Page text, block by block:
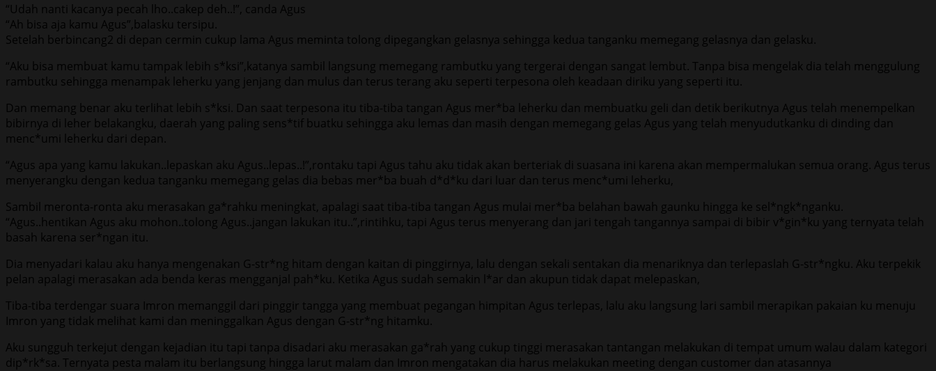
“Udah nanti kacanya pecah lho..cakep deh..!”, canda Agus
“Ah bisa aja kamu Agus”,balasku tersipu.
Setelah berbincang2 di depan cermin cukup lama Agus meminta tolong dipegangkan gelasnya sehingga kedua tanganku memegang gelasnya dan gelasku.
“Aku bisa membuat kamu tampak lebih s*ksi”,katanya sambil langsung memegang rambutku yang tergerai dengan sangat lembut. Tanpa bisa mengelak dia telah menggulung
rambutku sehingga menampak leherku yang jenjang dan mulus dan terus terang aku seperti terpesona oleh keadaan diriku yang seperti itu.
Dan memang benar aku terlihat lebih s*ksi. Dan saat terpesona itu tiba-tiba tangan Agus mer*ba leherku dan membuatku geli dan detik berikutnya Agus telah menempelkan
bibirnya di leher belakangku, daerah yang paling sens*tif buatku sehingga aku lemas dan masih dengan memegang gelas Agus yang telah menyudutkanku di dinding dan
menc*umi leherku dari depan.
“Agus apa yang kamu lakukan..lepaskan aku Agus..lepas..!”,rontaku tapi Agus tahu aku tidak akan berteriak di suasana ini karena akan mempermalukan semua orang. Agus terus
menyerangku dengan kedua tanganku memegang gelas dia bebas mer*ba buah d*d*ku dari luar dan terus menc*umi leherku,
Sambil meronta-ronta aku merasakan ga*rahku meningkat, apalagi saat tiba-tiba tangan Agus mulai mer*ba belahan bawah gaunku hingga ke sel*ngk*nganku.
“Agus..hentikan Agus aku mohon..tolong Agus..jangan lakukan itu..”,rintihku, tapi Agus terus menyerang dan jari tengah tangannya sampai di bibir v*gin*ku yang ternyata telah
basah karena ser*ngan itu.
Dia menyadari kalau aku hanya mengenakan G-str*ng hitam dengan kaitan di pinggirnya, lalu dengan sekali sentakan dia menariknya dan terlepaslah G-str*ngku. Aku terpekik
pelan apalagi merasakan ada benda keras mengganjal pah*ku. Ketika Agus sudah semakin l*ar dan akupun tidak dapat melepaskan,
Tiba-tiba terdengar suara Imron memanggil dari pinggir tangga yang membuat pegangan himpitan Agus terlepas, lalu aku langsung lari sambil merapikan pakaian ku menuju
Imron yang tidak melihat kami dan meninggalkan Agus dengan G-str*ng hitamku.
Aku sungguh terkejut dengan kejadian itu tapi tanpa disadari aku merasakan ga*rah yang cukup tinggi merasakan tantangan melakukan di tempat umum walau dalam kategori
dip*rk*sa. Ternyata pesta malam itu berlangsung hingga larut malam dan Imron mengatakan dia harus melakukan meeting dengan customer dan atasannya